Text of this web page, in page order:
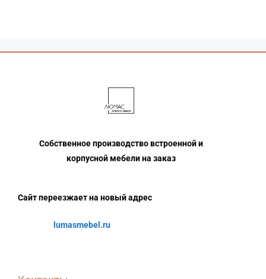
Собственное производство встроенной и
корпусной мебели на заказ
Сайт переезжает на новый адрес
lumasmebel.ru